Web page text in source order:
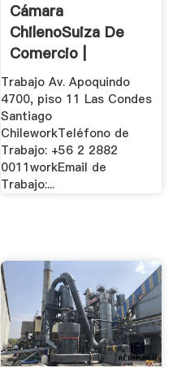
Cámara
ChilenoSuiza De
Comercio |
Directorio De.
Trabajo Av. Apoquindo
4700, piso 11 Las Condes
Santiago
ChileworkTeléfono de
Trabajo: +56 2 2882
0011workEmail de
Trabajo:...